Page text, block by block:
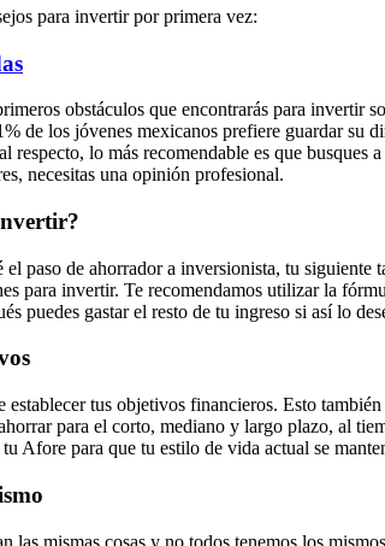
para invertir por primera vez:
obstáculos que encontrarás para invertir
de los jóvenes mexicanos prefiere guardar su
respecto, lo más recomendable es que
necesitas una opinión profesional.
paso de ahorrador a inversionista, tu siguiente
para invertir. Te recomendamos utilizar la
puedes gastar el resto de tu ingreso si así lo
tus objetivos financieros. Esto
para el corto, mediano y largo plazo, al
Afore para que tu estilo de vida actual se
las mismas cosas y no todos tenemos los